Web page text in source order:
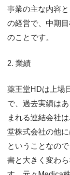
事業の主な内容
の経営で、中期
のことです。
2. 業績
薬王堂HDは上場
で、過去実績は
まれる連結会社
堂株式会社の他
ということなの
書と大きく変わ